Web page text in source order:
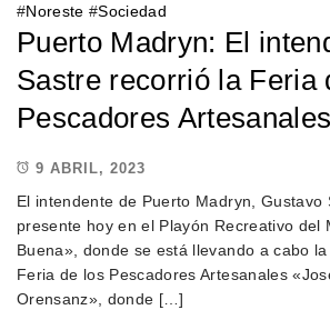
#Noreste #Sociedad
Puerto Madryn: El
Sastre recorrió la Feria
Pescadores Artesanales
9 ABRIL, 2023
El intendente de Puerto Madryn, Gustavo
presente hoy en el Playón Recreativo del
Buena», donde se está llevando a cabo
Feria de los Pescadores Artesanales
Orensanz», donde […]